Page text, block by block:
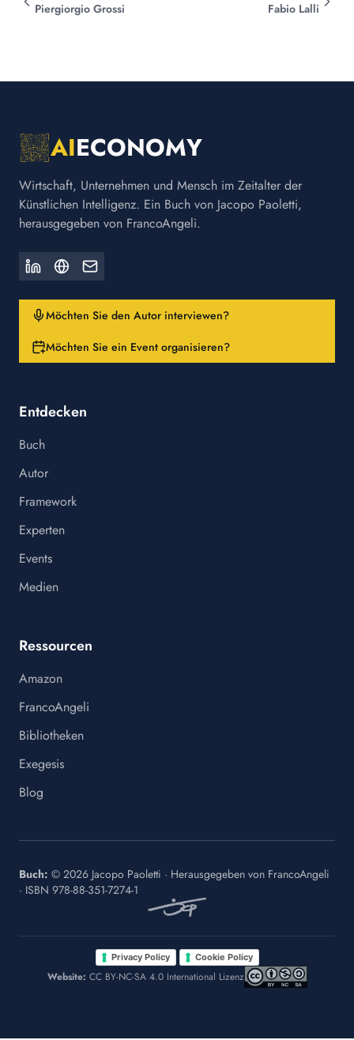
Piergiorgio Grossi Fabio Lalli
AIECONOMY
Wirtschaft, Unternehmen und Mensch im Zeitalter der
Künstlichen Intelligenz. Ein Buch von Jacopo Paoletti,
herausgegeben von FrancoAngeli.
Möchten Sie den Autor interviewen?
Möchten Sie ein Event organisieren?
Entdecken
Buch
Autor
Framework
Experten
Events
Medien
Ressourcen
Amazon
FrancoAngeli
Bibliotheken
Exegesis
Blog
Buch: © 2026 Jacopo Paoletti · Herausgegeben von FrancoAngeli
· ISBN 978-88-351-7274-1
Privacy Policy · Cookie Policy
Website: CC BY-NC-SA 4.0 International Lizenz